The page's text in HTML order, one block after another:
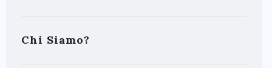
Chi Siamo?